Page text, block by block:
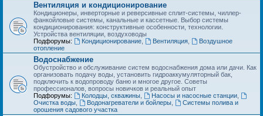
Вентиляция и кондиционирование
Кондиционеры, инверторные и реверсивные сплит-системы, чиллер-
фанкойловые системы, канальные и кассетные. Выбор системы
кондиционирования: конструктивные особенности, технологии.
Устройства вентиляции, воздуховоды
Подфорумы:
Кондиционирование, Вентиляция,
Воздушное
отопление
Водоснабжение
Обустройство и обслуживание систем водоснабжения дома или дачи. Как
организовать подачу воды, установить гидроаккумуляторный бак,
подключить к водопроводу баню и многое другое. Советы
профессионалов, вопросы новичков и реальный опыт
Подфорумы:
Колодцы, скважины, Насосы и насосные станции,
Очистка воды
Водонагреватели и бойлеры,
Системы полива и
орошения садового участка